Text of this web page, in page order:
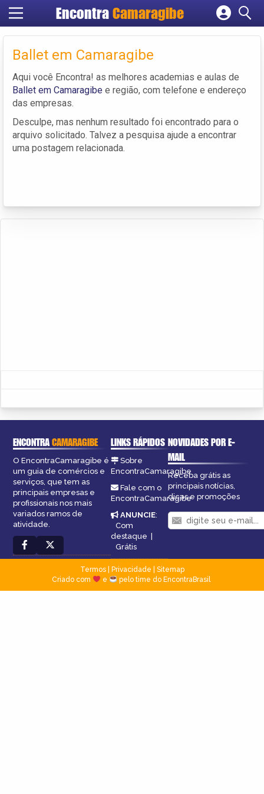
Encontra Camaragibe
Cadastrar empresa
Criar conta
Ballet em Camaragibe
Aqui você Encontra! as melhores academias e aulas de
Ballet em Camaragibe e região, com telefone e endereço
das empresas.
Desculpe, mas nenhum resultado foi encontrado para o
arquivo solicitado. Talvez a pesquisa ajude a encontrar
uma postagem relacionada.
ENCONTRACAMARAGIBE
O EncontraCamaragibe é
um guia de comércios e
serviços, que tem as
principais empresas e
profissionais nos mais
variados ramos de
atividade.
LINKS RÁPIDOS
Sobre
EncontraCamaragibe
Fale com o
EncontraCamaragibe
ANUNCIE:
Com
destaque |
Grátis
NOVIDADES POR E-
MAIL
Receba grátis as
principais notícias,
dicas e promoções
Termos| Privacidade
Sitemap
Criado com
e pelo time do EncontraBrasil